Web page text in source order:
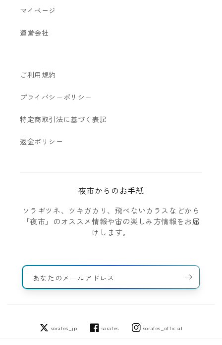
マイページ
運営会社
ご利用規約
プライバシーポリシー
特定商取引法に基づく表記
返金ポリシー
夜市からのお手紙
ソラギツネ、ツキガカリ、飛べないカラスなどから
「夜市」のオススメ情報や宙の楽しみ方情報をお届
けします。
あなたのメールアドレス
Twitter
sorafes_jp Facebook
sorafes Instagram
sorafes_official